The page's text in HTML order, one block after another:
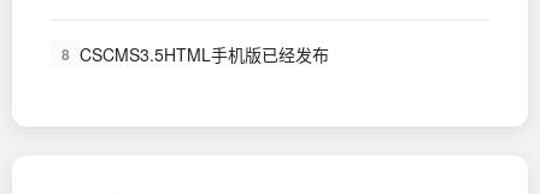
8 CSCMS3.5HTML手机版已经发布